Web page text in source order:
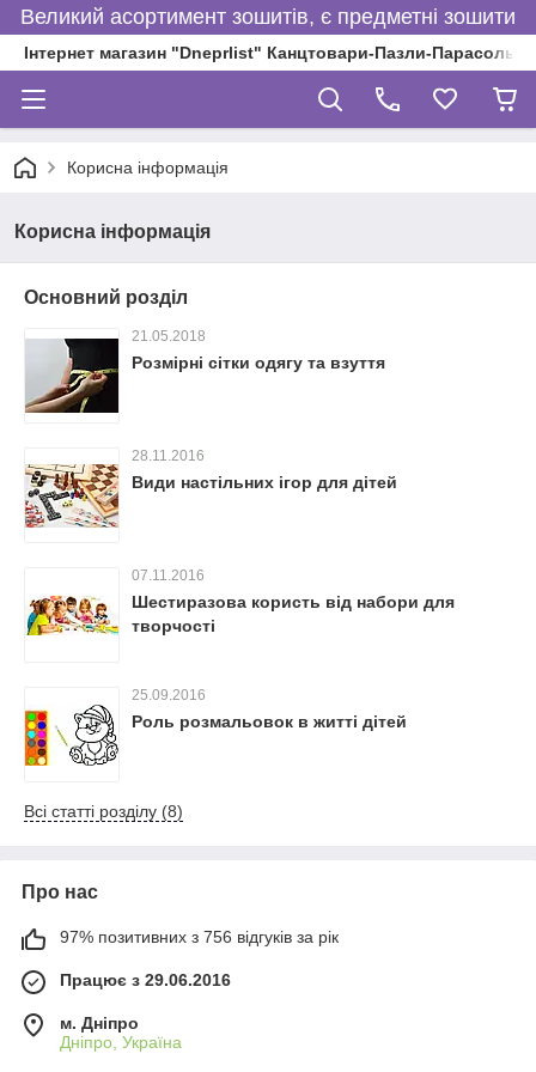
Великий асортимент зошитів, є предметні зошити
Інтернет магазин "Dneprlist" Канцтовари-Пазли-Парасольки
Корисна інформація
Корисна інформація
Основний розділ
21.05.2018
Розмірні сітки одягу та взуття
28.11.2016
Види настільних ігор для дітей
07.11.2016
Шестиразова користь від набори для
творчості
25.09.2016
Роль розмальовок в житті дітей
Всі статті розділу (8)
Про нас
97% позитивних з 756 відгуків за рік
Працює з 29.06.2016
м. Дніпро
Дніпро, Україна